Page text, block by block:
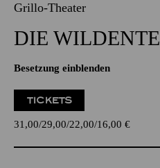
Grillo-Theater
DIE WILDENTE
Besetzung einblenden
TICKETS
31,00 29,00 22,00 16,00 €